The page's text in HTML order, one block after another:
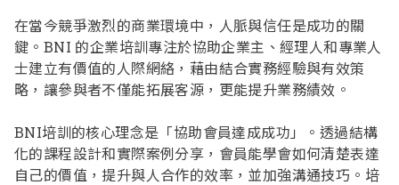
在當今競爭激烈的商業環境中，人脈與信任是成功的關
鍵。BNI 的企業培訓專注於協助企業主、經理人和專業人
士建立有價值的人際網絡，藉由結合實務經驗與有效策
略，讓參與者不僅能拓展客源，更能提升業務績效。
BNI培訓的核心理念是「協助會員達成成功」。透過結構
化的課程設計和實際案例分享，會員能學會如何清楚表達
自己的價值，提升與人合作的效率，並加強溝通技巧。培